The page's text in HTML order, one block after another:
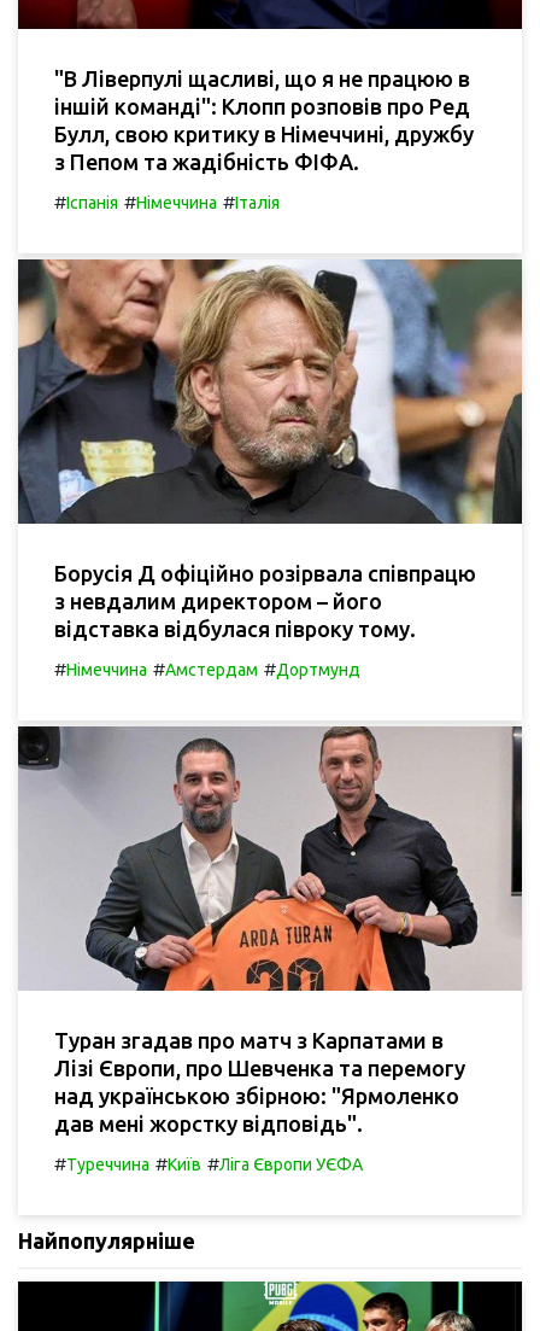
"В Ліверпулі щасливі, що я не працюю в
іншій команді": Клопп розповів про Ред
Булл, свою критику в Німеччині, дружбу
з Пепом та жадібність ФІФА.
#Іспанія #Німеччина #Італія
Борусія Д офіційно розірвала співпрацю
з невдалим директором – його
відставка відбулася півроку тому.
#Німеччина #Амстердам #Дортмунд
Туран згадав про матч з Карпатами в
Лізі Європи, про Шевченка та перемогу
над українською збірною: "Ярмоленко
дав мені жорстку відповідь".
#Туреччина #Київ #Ліга Європи УЄФА
Найпопулярніше